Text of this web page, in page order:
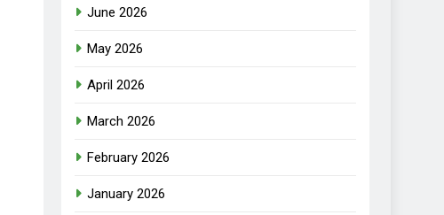
June 2026
May 2026
April 2026
March 2026
February 2026
January 2026